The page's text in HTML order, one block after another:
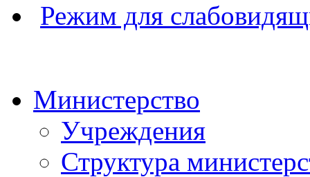
Режим для
Министерство
Учреждения
Структура